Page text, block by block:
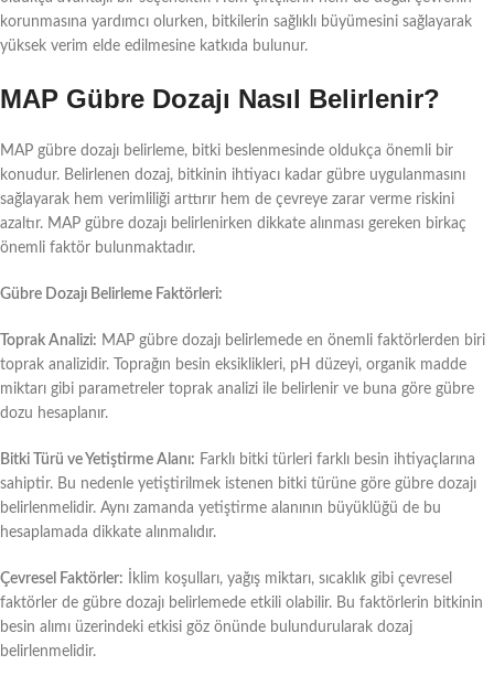
korunmasına yardımcı olurken, bitkilerin sağlıklı büyümesini sağlayarak
yüksek verim elde edilmesine katkıda bulunur.
MAP Gübre Dozajı Nasıl Belirlenir?
MAP gübre dozajı belirleme, bitki beslenmesinde oldukça önemli bir
konudur. Belirlenen dozaj, bitkinin ihtiyacı kadar gübre uygulanmasını
sağlayarak hem verimliliği arttırır hem de çevreye zarar verme riskini
azaltır. MAP gübre dozajı belirlenirken dikkate alınması gereken birkaç
önemli faktör bulunmaktadır.
Gübre Dozajı Belirleme Faktörleri:
Toprak Analizi: MAP gübre dozajı belirlemede en önemli faktörlerden biri
toprak analizidir. Toprağın besin eksiklikleri, pH düzeyi, organik madde
miktarı gibi parametreler toprak analizi ile belirlenir ve buna göre gübre
dozu hesaplanır.
Bitki Türü ve Yetiştirme Alanı: Farklı bitki türleri farklı besin ihtiyaçlarına
sahiptir. Bu nedenle yetiştirilmek istenen bitki türüne göre gübre dozajı
belirlenmelidir. Aynı zamanda yetiştirme alanının büyüklüğü de bu
hesaplamada dikkate alınmalıdır.
Çevresel Faktörler: İklim koşulları, yağış miktarı, sıcaklık gibi çevresel
faktörler de gübre dozajı belirlemede etkili olabilir. Bu faktörlerin bitkinin
besin alımı üzerindeki etkisi göz önünde bulundurularak dozaj
belirlenmelidir.